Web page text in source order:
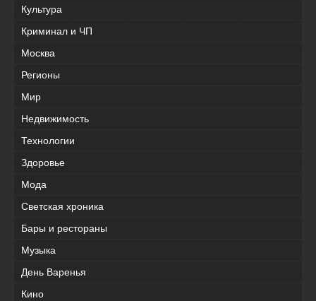
Культура
Криминал и ЧП
Москва
Регионы
Мир
Недвижимость
Технологии
Здоровье
Мода
Светская хроника
Бары и рестораны
Музыка
День Варенья
Кино